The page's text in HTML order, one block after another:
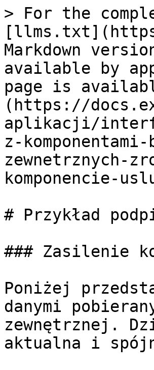
> For the
Markdown
available by
page is
(https://
aplikacji/
z-
zewnetrznych-
komponencie-
# Przykład
### Zasilenie
Poniżej
danymi
zewnętrznej.
aktualna i